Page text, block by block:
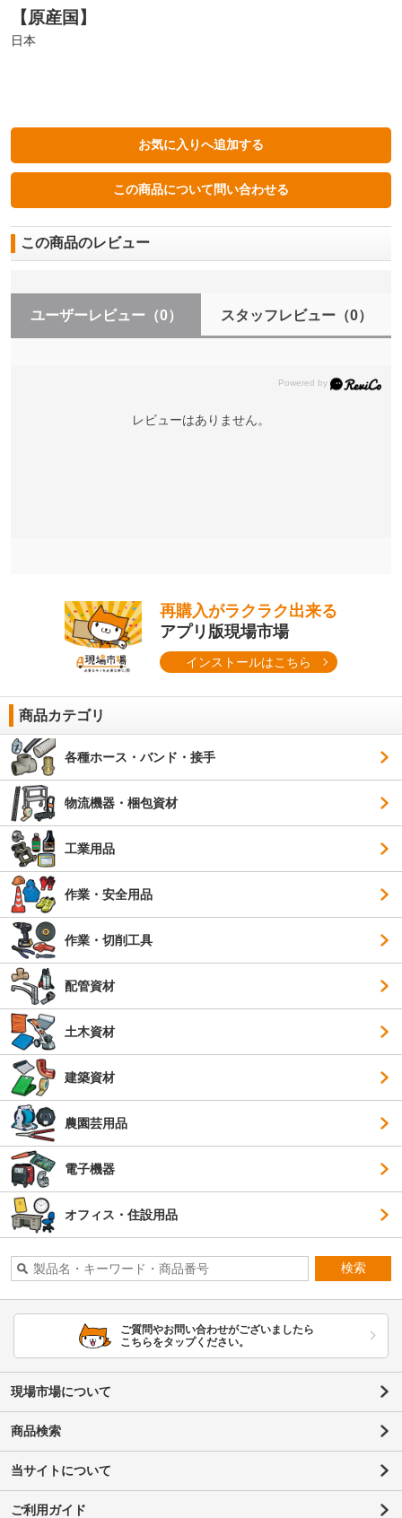
【原産国】
日本
この商品のレビュー
ユーザーレビュー （0） スタッフレビュー（0）
レビューはありません。
再購入がラクラク出来る
アプリ版現場市場
インストールはこちら
商品カテゴリ
各種ホース・バンド・接手
物流機器・梱包資材
工業用品
作業・安全用品
作業・切削工具
配管資材
土木資材
建築資材
農園芸用品
電子機器
オフィス・住設用品
検索
ご質問やお問い合わせがございましたら
こちらをタップください。
現場市場について
商品検索
当サイトについて
ご利用ガイド